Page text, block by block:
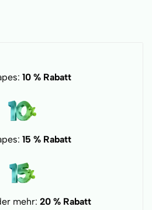
10 % Rabatt
15 % Rabatt
mehr: 20 % Rabatt